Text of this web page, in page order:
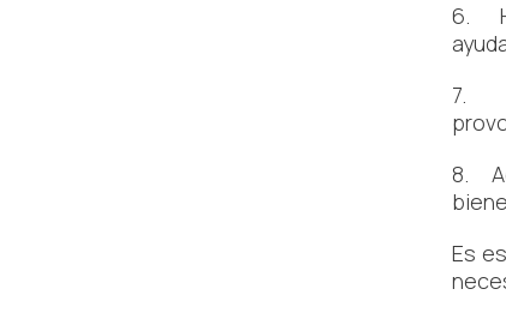
6.
7.
8.
Es